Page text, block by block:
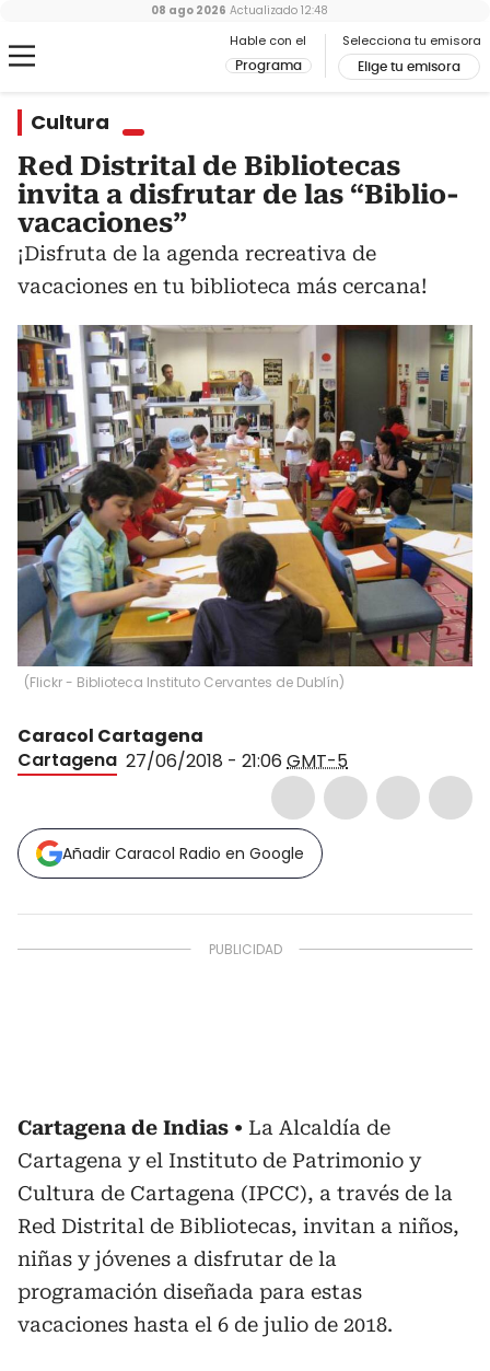
Hable con el
Programa
Selecciona tu emisora
Elige tu emisora
08 ago 2026 Actualizado 12:48
Cultura
Red Distrital de Bibliotecas
invita a disfrutar de las “Biblio-
vacaciones”
¡Disfruta de la agenda recreativa de
vacaciones en tu biblioteca más cercana!
(Flickr - Biblioteca Instituto Cervantes de Dublín)
Caracol Cartagena
Cartagena 27/06/2018 - 21:06 GMT-5
Añadir Caracol Radio en Google
Cartagena de Indias
La Alcaldía de
Cartagena y el Instituto de Patrimonio y
Cultura de Cartagena (IPCC), a través de la
Red Distrital de Bibliotecas, invitan a niños,
niñas y jóvenes a disfrutar de la
programación diseñada para estas
vacaciones hasta el 6 de julio de 2018.